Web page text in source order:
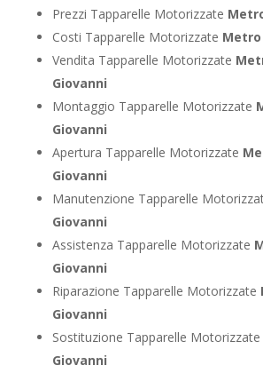
Prezzi Tapparelle Motorizzate
Costi Tapparelle Motorizzate Metro
Vendita Tapparelle Motorizzate
Giovanni
Montaggio Tapparelle Motorizzate
Giovanni
Apertura Tapparelle Motorizzate
Giovanni
Manutenzione Tapparelle
Giovanni
Assistenza Tapparelle Motorizzate
Giovanni
Riparazione Tapparelle Motorizzate
Giovanni
Sostituzione Tapparelle Motorizzate
Giovanni